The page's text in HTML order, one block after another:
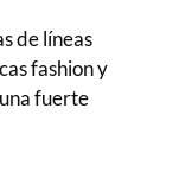
de líneas
fashion y
fuerte